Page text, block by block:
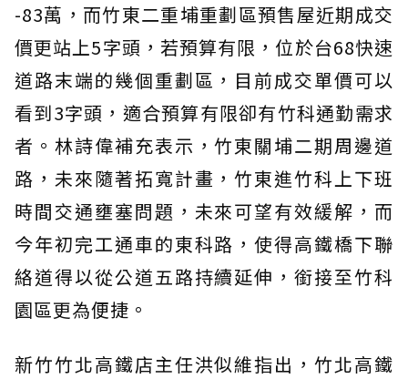
-83萬，而竹東二重埔重劃區預售屋近期成交
價更站上5字頭，若預算有限，位於台68快速
道路末端的幾個重劃區，目前成交單價可以
看到3字頭，適合預算有限卻有竹科通勤需求
者。林詩偉補充表示，竹東關埔二期周邊道
路，未來隨著拓寬計畫，竹東進竹科上下班
時間交通壅塞問題，未來可望有效緩解，而
今年初完工通車的東科路，使得高鐵橋下聯
絡道得以從公道五路持續延伸，銜接至竹科
園區更為便捷。
新竹竹北高鐵店主任洪似維指出，竹北高鐵